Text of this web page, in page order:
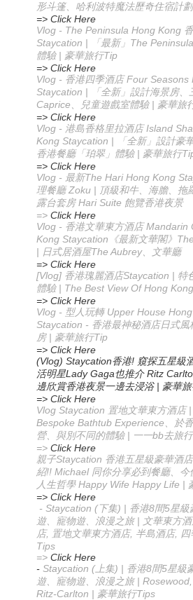
形斗篷、哈利波特魔法歷奇住宿計劃
=> Click Here
Vlog - The Peninsula Hong Kong
Staycation | 「最新」The
體驗 | 豪華旅行Tip
=> Click Here
Vlog - 香港四季酒店 Four Seasons
Staycation | 「全新」設計海景房、
Caprice、兒童遊戲室體驗 | 豪華旅
=> Click Here
Vlog - 港島香格里拉酒店 Island
Kong Staycation | 「全新」設計豪
香港餐廳「珀翠」體驗 | 豪華旅行
=> Click Here
Vlog - 最新The Hari Hong Kong
理餐廳Zoku | 頂級和牛、海膽、拖
露台套房Hari Suite 飽覽香港夜景
=>Click Here
Vlog - 香港文華東方酒店Mandarin
Kong Staycation 《最新文華閣》
| 日式居酒屋The Aubrey、文華廳
=> Click Here
[Vlog] 香港瑰麗酒店Staycation | 特
體驗| The Best View Of Hong
=> Click Here
Vlog - 型人玩轉Upper House
Staycation - 香港最神秘酒店日式風
房| 豪華旅行Tip
=> Click Here
(Vlog) Staycation香港! 窺探五星級
活明星Lady Gaga也推介Ritz
邊欣賞香港夜景一邊去浸浴| 豪華
=> Click Here
Vlog Staycation 置地文華東方酒店|
Bespoke Bathtub Experience 、於
營、與別不同的體驗| 一一bb去旅行
=>Click Here
親子Staycation 香港五星級豪華酒
紹!! Michael 同你分享必到餐廳、今
人生哲學Happy Wife Happy Life |
=> Click Here
- Staycation (下集) | 香港8間5星級
遊、寵物遊、浪漫之旅| 文華東方
店, 置地文華東方酒店, 半島酒店, 四
Tips
=>Click Here
-Staycation (上集) | 香港8間5星級
遊、寵物遊、浪漫之旅|
Ritz-Carlton | 豪華旅行Tips